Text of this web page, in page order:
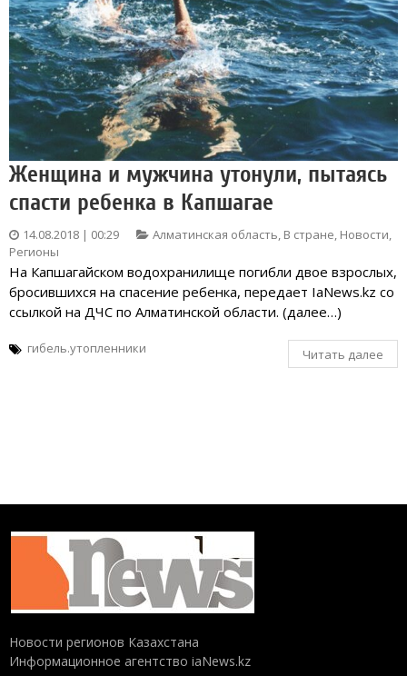
Женщина и мужчина утонули, пытаясь
спасти ребенка в Капшагае
14.08.2018 | 00:29 Алматинская область, В стране, Новости,
Регионы
На Капшагайском водохранилище погибли двое взрослых,
бросившихся на спасение ребенка, передает IaNews.kz со
ссылкой на ДЧС по Алматинской области. (далее…)
гибель.утопленники Читать далее
Новости регионов Казахстана
Информационное агентство iaNews.kz